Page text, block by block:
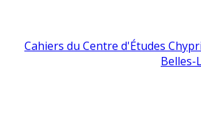
Cahiers du Centre d'Études
Belles-